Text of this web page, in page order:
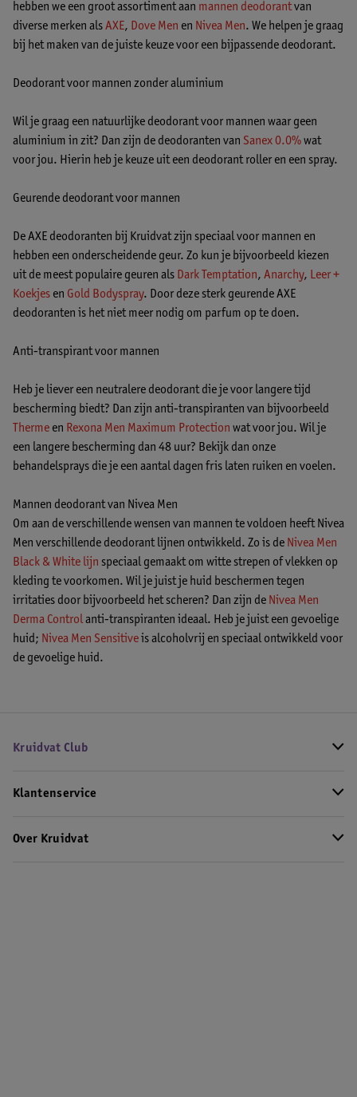
hebben we een groot assortiment aan mannen deodorantvan
diverse merken alsAXE, Dove Men en Nivea Men. We helpen je graag
bij het maken van de juiste keuze voor een bijpassende deodorant.
Deodorant voor mannen zonder aluminium
Wil je graag een natuurlijke deodorant voor mannen waar geen
aluminium in zit? Dan zijn de deodoranten van Sanex 0.0%wat
voor jou. Hierin heb je keuze uit een deodorant roller en een spray.
Geurende deodorant voor mannen
De AXE deodoranten bij Kruidvat zijn speciaal voor mannen en
hebben een onderscheidende geur. Zo kun je bijvoorbeeld kiezen
uit de meest populaire geuren als Dark Temptation, Anarchy, Leer +
Koekjes en Gold Bodyspray. Door deze sterk geurende AXE
deodoranten is het niet meer nodig om parfum op te doen.
Anti-transpirant voor mannen
Heb je liever een neutralere deodorant die je voor langere tijd
bescherming biedt? Dan zijn anti-transpiranten van bijvoorbeeld
Therme en Rexona Men Maximum Protection wat voor jou. Wil je
een langere bescherming dan 48 uur? Bekijk dan onze
behandelsprays die je een aantal dagen fris laten ruiken en voelen.
Mannen deodorant van Nivea Men
Om aan de verschillende wensen van mannen te voldoen heeft Nivea
Men verschillende deodorant lijnen ontwikkeld. Zo is de Nivea Men
Black & White lijn speciaal gemaakt om witte strepen of vlekken op
kleding te voorkomen. Wil je juist je huid beschermen tegen
irritaties door bijvoorbeeld het scheren? Dan zijn de Nivea Men
Derma Controlanti-transpiranten ideaal. Heb je juist een gevoelige
huid; Nivea Men Sensitiveis alcoholvrij en speciaal ontwikkeld voor
de gevoelige huid.
Kruidvat Club
Klantenservice
Over Kruidvat